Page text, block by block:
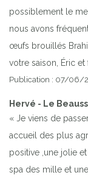
possiblement le
nous avons
œufs brouillés
votre saison, Éric
Publication : 07/06/
Hervé - Le
« Je viens de
accueil des plus
positive ,une jolie
spa des mille et